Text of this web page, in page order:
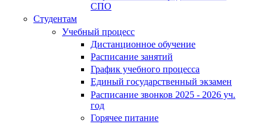
СПО
Студентам
Учебный процесс
Дистанционное обучение
Расписание занятий
График учебного процесса
Единый государственный экзамен
Расписание звонков 2025 - 2026 уч.
год
Горячее питание